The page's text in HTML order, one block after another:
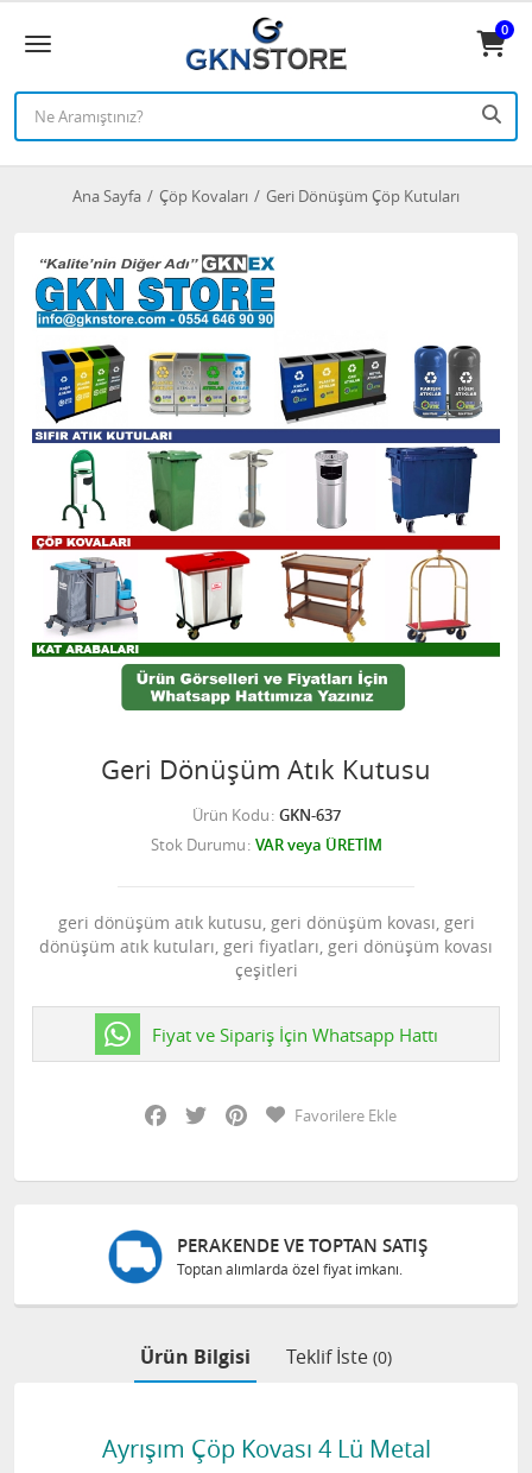
0
Ana Sayfa Çöp Kovaları Geri Dönüşüm Çöp Kutuları
Geri Dönüşüm Atık Kutusu
Ürün Kodu GKN-637
Stok Durumu VAR veya ÜRETİM
geri dönüşüm atık kutusu, geri dönüşüm kovası, geri
dönüşüm atık kutuları, geri fiyatları, geri dönüşüm kovası
çeşitleri
Fiyat ve Sipariş İçin Whatsapp Hattı
Facebook
Twitter PinterestFavorilere Ekle
PERAKENDE VE TOPTAN SATIŞ
Toptan alımlarda özel fiyat imkanı.
Ürün Bilgisi Teklif İste (0)
Ayrışım Çöp Kovası 4 Lü Metal